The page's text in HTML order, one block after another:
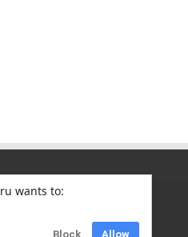
wants to:
Block Allow